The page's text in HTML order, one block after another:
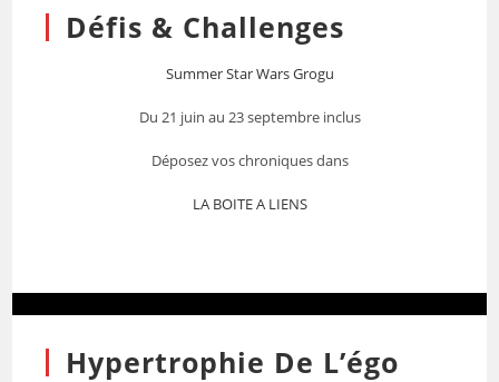
Défis & Challenges
Summer Star Wars Grogu
Du 21 juin au 23 septembre inclus
Déposez vos chroniques dans
LA BOITE A LIENS
Hypertrophie De L’égo